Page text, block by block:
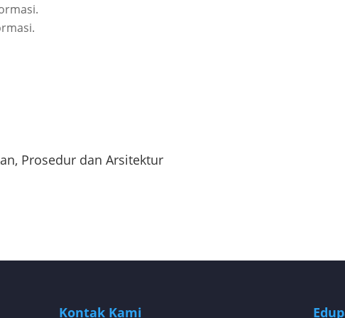
Prosedur dan Arsitektur
Kontak Kami